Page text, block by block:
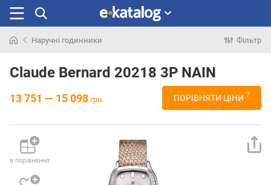
раніше
Наручні годинники Фільтр
Claude Bernard 20218 3P NAIN
13 751 — 15 098 грн. ПОРІВНЯТИ ЦІНИ 7
в порівняння